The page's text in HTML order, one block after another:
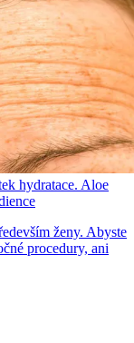
hydratace. Aloe
ženy. Abyste
procedury, ani